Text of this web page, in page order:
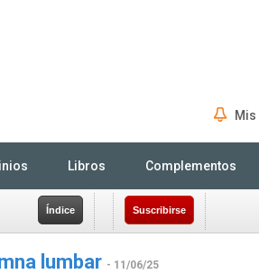
Libros Complementos
Índice Suscribirse
lumbar - 11/06/25